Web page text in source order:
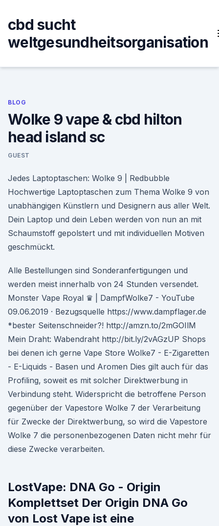
content
cbd sucht
weltgesundheitsorganisation
BLOG
Wolke 9 vape & cbd hilton
head island sc
GUEST
Jedes Laptoptaschen: Wolke 9 | Redbubble
Hochwertige Laptoptaschen zum Thema Wolke 9 von
unabhängigen Künstlern und Designern aus aller Welt.
Dein Laptop und dein Leben werden von nun an mit
Schaumstoff gepolstert und mit individuellen Motiven
geschmückt.
Alle Bestellungen sind Sonderanfertigungen und
werden meist innerhalb von 24 Stunden versendet.
Monster Vape Royal ♛ | DampfWolke7 - YouTube
09.06.2019 · Bezugsquelle https://www.dampflager.de
*bester Seitenschneider?! http://amzn.to/2mGOIlM
Mein Draht: Wabendraht http://bit.ly/2vAGzUP Shops
bei denen ich gerne Vape Store Wolke7 - E-Zigaretten
- E-Liquids - Basen und Aromen Dies gilt auch für das
Profiling, soweit es mit solcher Direktwerbung in
Verbindung steht. Widerspricht die betroffene Person
gegenüber der Vapestore Wolke 7 der Verarbeitung
für Zwecke der Direktwerbung, so wird die Vapestore
Wolke 7 die personenbezogenen Daten nicht mehr für
diese Zwecke verarbeiten.
LostVape: DNA Go - Origin
Komplettset Der Origin DNA Go
von Lost Vape ist eine